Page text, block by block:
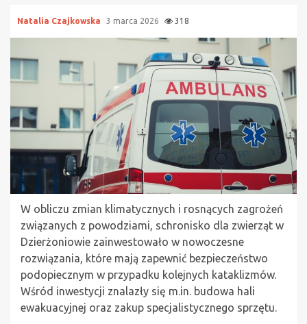
Natalia Czajkowska 3 marca 2026 318
W obliczu zmian klimatycznych i rosnących zagrożeń
związanych z powodziami, schronisko dla zwierząt w
Dzierżoniowie zainwestowało w nowoczesne
rozwiązania, które mają zapewnić bezpieczeństwo
podopiecznym w przypadku kolejnych kataklizmów.
Wśród inwestycji znalazły się m.in. budowa hali
ewakuacyjnej oraz zakup specjalistycznego sprzętu.